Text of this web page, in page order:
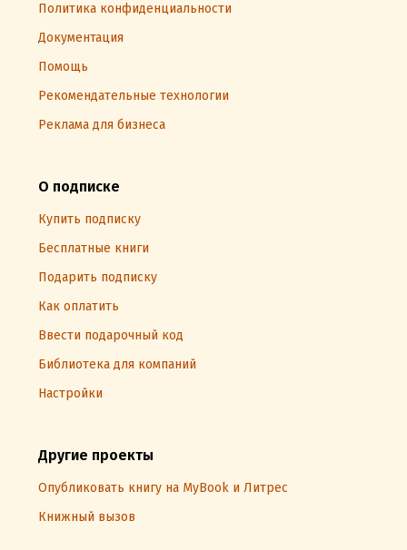
Политика конфиденциальности
Документация
Помощь
Рекомендательные технологии
Реклама для бизнеса
О подписке
Купить подписку
Бесплатные книги
Подарить подписку
Как оплатить
Ввести подарочный код
Библиотека для компаний
Настройки
Другие проекты
Опубликовать книгу на MyBook и Литрес
Книжный вызов